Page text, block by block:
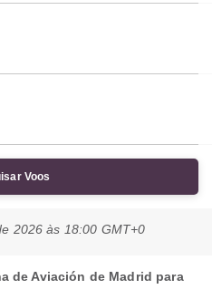
Voos
2026 às 18:00 GMT+0
de Aviación de Madrid para